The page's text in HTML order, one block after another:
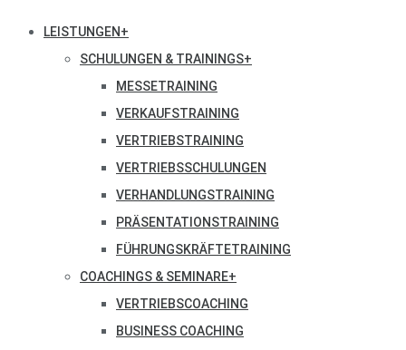
LEISTUNGEN+
SCHULUNGEN & TRAININGS+
MESSETRAINING
VERKAUFSTRAINING
VERTRIEBSTRAINING
VERTRIEBSSCHULUNGEN
VERHANDLUNGSTRAINING
PRÄSENTATIONSTRAINING
FÜHRUNGSKRÄFTETRAINING
COACHINGS & SEMINARE+
VERTRIEBSCOACHING
BUSINESS COACHING